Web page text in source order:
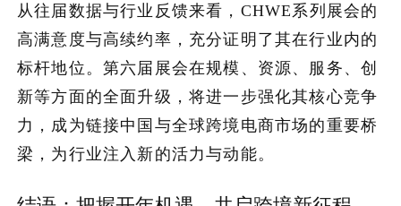
从往届数据与行业反馈来看，CHWE系列展会的
高满意度与高续约率，充分证明了其在行业内的
标杆地位。第六届展会在规模、资源、服务、创
新等方面的全面升级，将进一步强化其核心竞争
力，成为链接中国与全球跨境电商市场的重要桥
梁，为行业注入新的活力与动能。